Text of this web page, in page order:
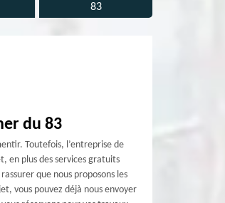
83
du 83
Toutefois, l’entreprise de
en plus des services gratuits
que nous proposons les
vous pouvez déjà nous envoyer